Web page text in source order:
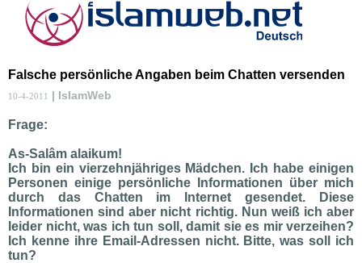
Falsche persönliche Angaben beim Chatten versenden
10-4-2011 | IslamWeb
Frage:
As-Salâm alaikum!
Ich bin ein vierzehnjähriges Mädchen. Ich habe einigen
Personen einige persönliche Informationen über mich
durch das Chatten im Internet gesendet. Diese
Informationen sind aber nicht richtig. Nun weiß ich aber
leider nicht, was ich tun soll, damit sie es mir verzeihen?
Ich kenne ihre Email-Adressen nicht. Bitte, was soll ich
tun?